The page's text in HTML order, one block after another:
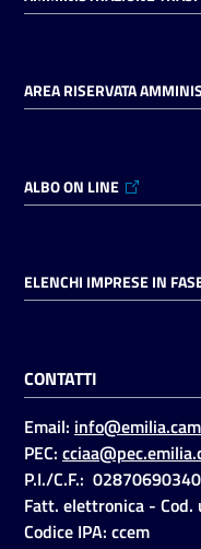
on line
on line
Accedi
Registrati
AREA RISERVATA
ALBO ON LINE
ELENCHI IMPRESE IN
CONTATTI
Email:
PEC:
P.I./C.F.: 02870690340
Fatt. elettronica - Cod.
Codice IPA: ccem